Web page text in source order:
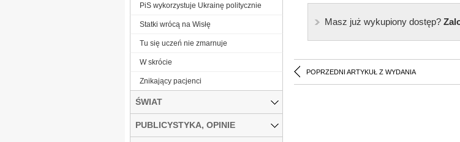
Masz już wykupiony dostęp?
POPRZEDNI ARTYKUŁ Z WYDANIA
PiS wykorzystuje Ukrainę politycznie
Statki wrócą na Wisłę
Tu się uczeń nie zmarnuje
W skrócie
Znikający pacjenci
ŚWIAT
PUBLICYSTYKA, OPINIE